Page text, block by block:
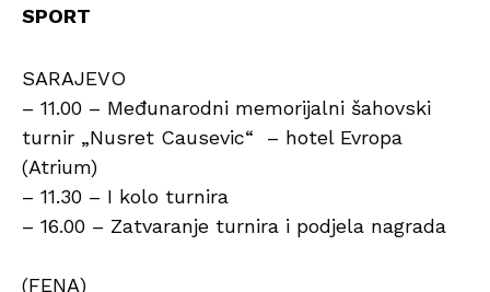
SPORT
SARAJEVO
– 11.00 – Međunarodni memorijalni šahovski
turnir „Nusret Causevic“ – hotel Evropa
(Atrium)
– 11.30 – I kolo turnira
– 16.00 – Zatvaranje turnira i podjela nagrada
(FENA)